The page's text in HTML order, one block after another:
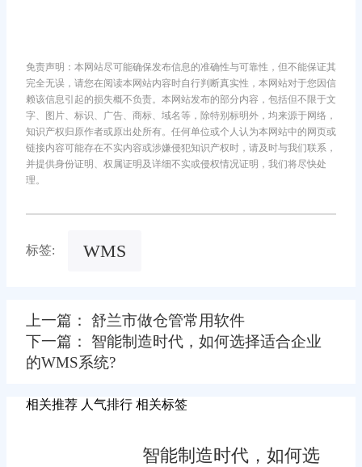
免责声明：本网站尽可能确保发布信息的准确性与可靠性，但不能保证其
完全无误，请您在阅读本网站内容时自行判断真实性，本网站对于您因信
赖该信息引起的损失概不负责。本网站发布的部分内容，包括但不限于文
字、图片、标识、广告、商标、域名等，除特别标明外，均来源于网络，
知识产权归原作者或原出处所有。任何单位或个人认为本网站中的网页或
链接内容可能存在不实内容或涉嫌侵犯知识产权时，请及时与我们联系，
并提供身份证明、权属证明及详细不实或侵权情况证明，我们将尽快处
理。
标签: WMS
上一篇： 舒兰市做仓管常用软件
下一篇： 智能制造时代，如何选择适合企业
的WMS系统?
相关推荐 人气排行 相关标签
智能制造时代，如何选